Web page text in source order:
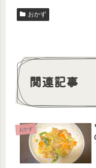
おかず
関連記事
おかず